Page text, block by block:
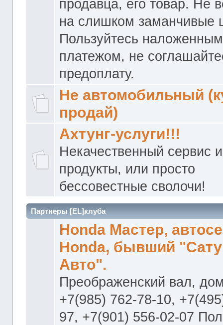
продавца, его товар. Не
на слишком заманчивые
Пользуйтесь наложенным
платежом, не
предоплату.
Не автомобильный
продай)
Ахтунг-услуги!!!
Некачественный сервис и
продукты, или просто
бессовестные сволочи!
Партнеры [EL]клуба
Honda Мастер,
Honda, бывший
Авто".
Преображенский вал,
+7(985) 762-78-10,
97, +7(901) 556-02-07